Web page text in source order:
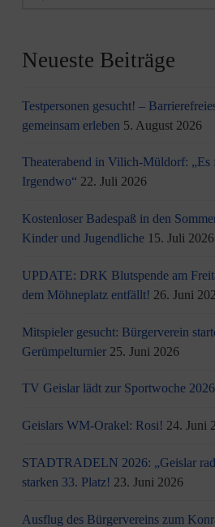
Neueste Beiträge
Testpersonen gesucht! –
gemeinsam erleben 5. August 2026
Theaterabend in Vilich-Müldorf: „Es
Irgendwo“ 22. Juli 2026
Kostenloser Badespaß in den
Kinder und Jugendliche 15. Juli 2026
UPDATE: DRK Blutspende am
dem Möhneplatz entfällt! 26. Juni
Mitspieler gesucht: Bürgerverein
Gerümpelturnier 25. Juni 2026
TV Geislar lädt zur Sportwoche
Geislars WM-Orakel: Rosi! 24. Juni
STADTRADELN 2026: „Geislar
starken 33. Platz! 23. Juni 2026
Ausflug des Bürgervereins zum